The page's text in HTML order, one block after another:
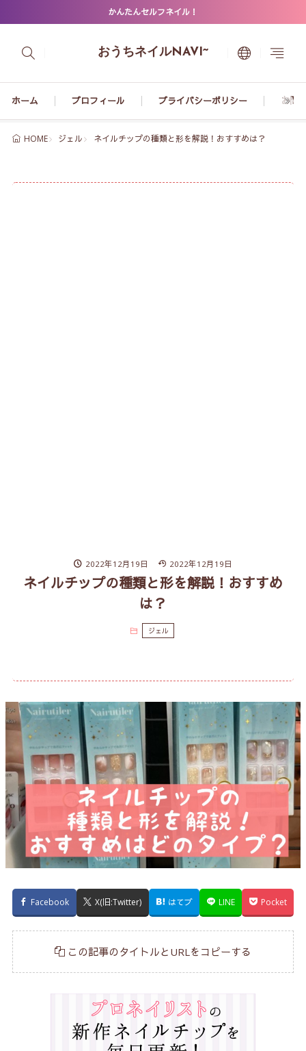
かんたんセルフネイル！
おうちネイルNAVI~
ホーム プロフィール プライバシーポリシー お問
HOME ジェル ネイルチップの種類と形を解説！おすすめは？
2022年12月19日 2022年12月19日
ネイルチップの種類と形を解説！おすすめ
は？
ジェル
Facebook X(旧:Twitter) はてブ LINE Pocket
この記事のタイトルとURLをコピーする